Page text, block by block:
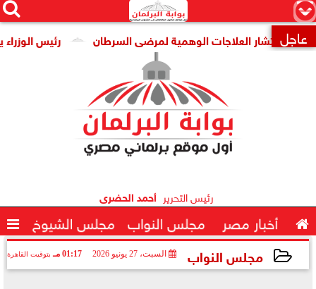
×


 عاجل رئيس الوزراء انتشار العلاجات الوهمية لمرضى السرطان
رئيس التحرير أحمد الحضرى
 أخبار مصر مجلس النواب مجلس الشيوخ 
مجلس النواب السبت، 27 يونيو 2026 01:17 مـ بتوقيت القاهرة